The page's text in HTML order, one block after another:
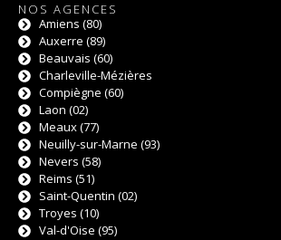
NOS AGENCES
Amiens (80)
Auxerre (89)
Beauvais (60)
Charleville-Mézières
Compiègne (60)
Laon (02)
Meaux (77)
Neuilly-sur-Marne (93)
Nevers (58)
Reims (51)
Saint-Quentin (02)
Troyes (10)
Val-d'Oise (95)